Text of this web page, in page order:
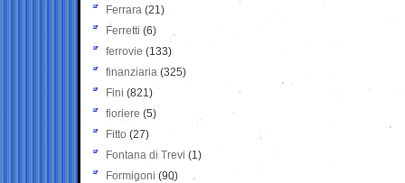
Ferrara (21)
Ferretti (6)
ferrovie (133)
finanziaria (325)
Fini (821)
fioriere (5)
Fitto (27)
Fontana di Trevi (1)
Formigoni (90)